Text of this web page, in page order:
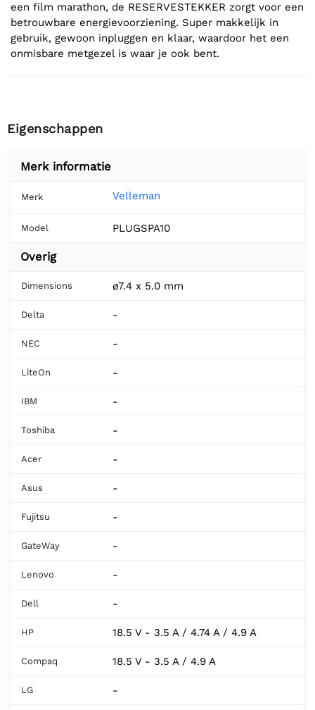
een film marathon, de RESERVESTEKKER zorgt voor een
betrouwbare energievoorziening. Super makkelijk in
gebruik, gewoon inpluggen en klaar, waardoor het een
onmisbare metgezel is waar je ook bent.
Eigenschappen
Merk informatie
Merk Velleman
Model PLUGSPA10
Overig
Dimensions ø7.4 x 5.0 mm
Delta -
NEC -
LiteOn -
IBM -
Toshiba -
Acer -
Asus -
Fujitsu -
GateWay -
Lenovo -
Dell -
HP 18.5 V - 3.5 A / 4.74 A / 4.9 A
Compaq 18.5 V - 3.5 A / 4.9 A
LG -